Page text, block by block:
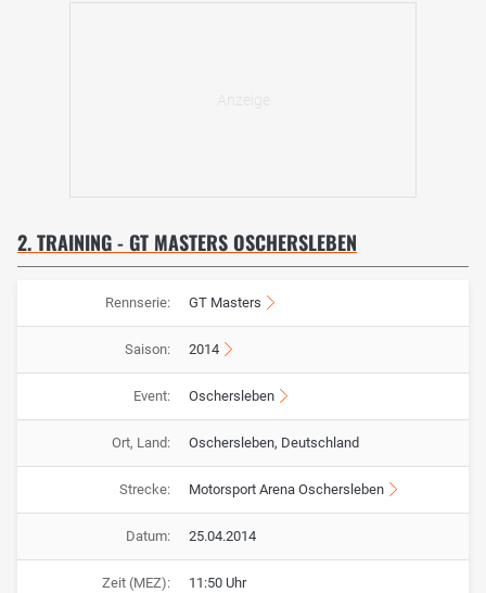
2. TRAINING - GT MASTERS OSCHERSLEBEN
Rennserie: GT Masters
Saison: 2014
Event: Oschersleben
Ort, Land: Oschersleben, Deutschland
Strecke: Motorsport Arena Oschersleben
Datum: 25.04.2014
Zeit (MEZ): 11:50 Uhr